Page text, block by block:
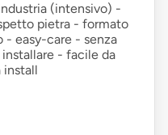
(intensivo) -
pietra - formato
- easy-care - senza
- facile da
install